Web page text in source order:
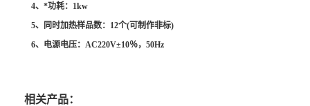
4、*功耗： 1kw
5、同时加热样品数： 12个(可制作非标)
6、电源电压： AC220V±10％， 50Hz
相关产品：